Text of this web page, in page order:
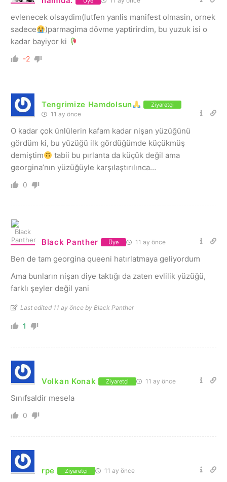
evlenecek olsaydim(lutfen yanlis manifest olmasin, ornek
sadece
)parmagima dövme yaptirirdim, bu yuzuk isi o
kadar bayiyor ki
-2
Tengrimize Hamdolsun Ziyaretçi
11 ay önce
O kadar çok ünlülerin kafam kadar nişan yüzüğünü
gördüm ki, bu yüzüğü ilk gördüğümde küçükmüş
demiştim
tabii bu pırlanta da küçük değil ama
georgina’nın yüzüğüyle karşılaştırılınca…
0
Black Panther Üye 11 ay önce
Ben de tam georgina queeni hatırlatmaya geliyordum
Ama bunların nişan diye taktığı da zaten evlilik yüzüğü,
farklı şeyler değil yani
Last edited 11 ay önce by Black Panther
1
Volkan Konak Ziyaretçi 11 ay önce
Sınıfsaldir mesela
0
rpe Ziyaretçi 11 ay önce